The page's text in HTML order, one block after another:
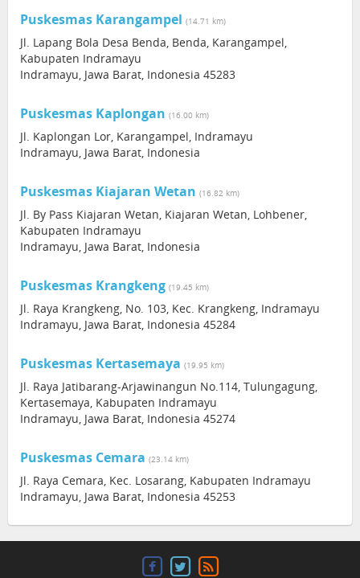
Puskesmas Karangampel (14.71 km)
Jl. Lapang Bola Desa Benda, Benda, Karangampel,
Kabupaten Indramayu
Indramayu, Jawa Barat, Indonesia 45283
Puskesmas Kaplongan (16.00 km)
Jl. Kaplongan Lor, Karangampel, Indramayu
Indramayu, Jawa Barat, Indonesia
Puskesmas Kiajaran Wetan (16.82 km)
Jl. By Pass Kiajaran Wetan, Kiajaran Wetan, Lohbener,
Kabupaten Indramayu
Indramayu, Jawa Barat, Indonesia
Puskesmas Krangkeng (19.45 km)
Jl. Raya Krangkeng, No. 103, Kec. Krangkeng, Indramayu
Indramayu, Jawa Barat, Indonesia 45284
Puskesmas Kertasemaya (19.95 km)
Jl. Raya Jatibarang-Arjawinangun No.114, Tulungagung,
Kertasemaya, Kabupaten Indramayu
Indramayu, Jawa Barat, Indonesia 45274
Puskesmas Cemara (23.14 km)
Jl. Raya Cemara, Kec. Losarang, Kabupaten Indramayu
Indramayu, Jawa Barat, Indonesia 45253